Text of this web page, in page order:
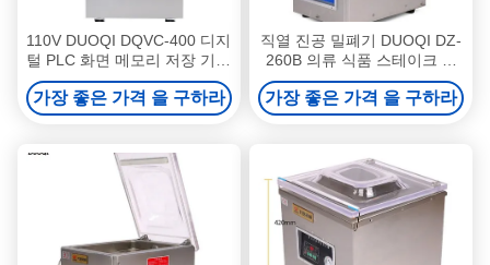
110V DUOQI DQVC-400 디지
털 PLC 화면 메모리 저장 기능
과 함께 고기 생선 과일 진공
밀폐기
가장 좋은 가격 을 구하라
직열 진공 밀폐기 DUOQI DZ-
260B 의류 식품 스테이크 상
품 화학
가장 좋은 가격 을 구하라